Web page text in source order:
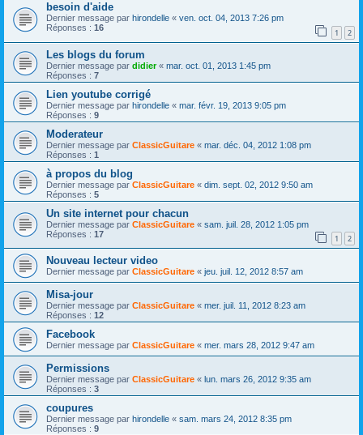
besoin d'aide
Dernier message par hirondelle « ven. oct. 04, 2013 7:26 pm
Réponses : 16 1 2
Les blogs du forum
Dernier message par didier« mar. oct. 01, 2013 1:45 pm
Réponses : 7
Lien youtube corrigé
Dernier message par hirondelle « mar. févr. 19, 2013 9:05 pm
Réponses : 9
Moderateur
Dernier message par ClassicGuitare « mar. déc. 04, 2012 1:08 pm
Réponses : 1
à propos du blog
Dernier message par ClassicGuitare « dim. sept. 02, 2012 9:50 am
Réponses : 5
Un site internet pour chacun
Dernier message par ClassicGuitare « sam. juil. 28, 2012 1:05 pm
Réponses : 17 1 2
Nouveau lecteur video
Dernier message par ClassicGuitare « jeu. juil. 12, 2012 8:57 am
Misa-jour
Dernier message par ClassicGuitare « mer. juil. 11, 2012 8:23 am
Réponses : 12
Facebook
Dernier message par ClassicGuitare « mer. mars 28, 2012 9:47 am
Permissions
Dernier message par ClassicGuitare « lun. mars 26, 2012 9:35 am
Réponses : 3
coupures
Dernier message par hirondelle « sam. mars 24, 2012 8:35 pm
Réponses : 9